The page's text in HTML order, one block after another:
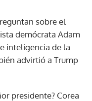
sobre el
demócrata Adam
inteligencia de la
advirtió a Trump
presidente? Corea